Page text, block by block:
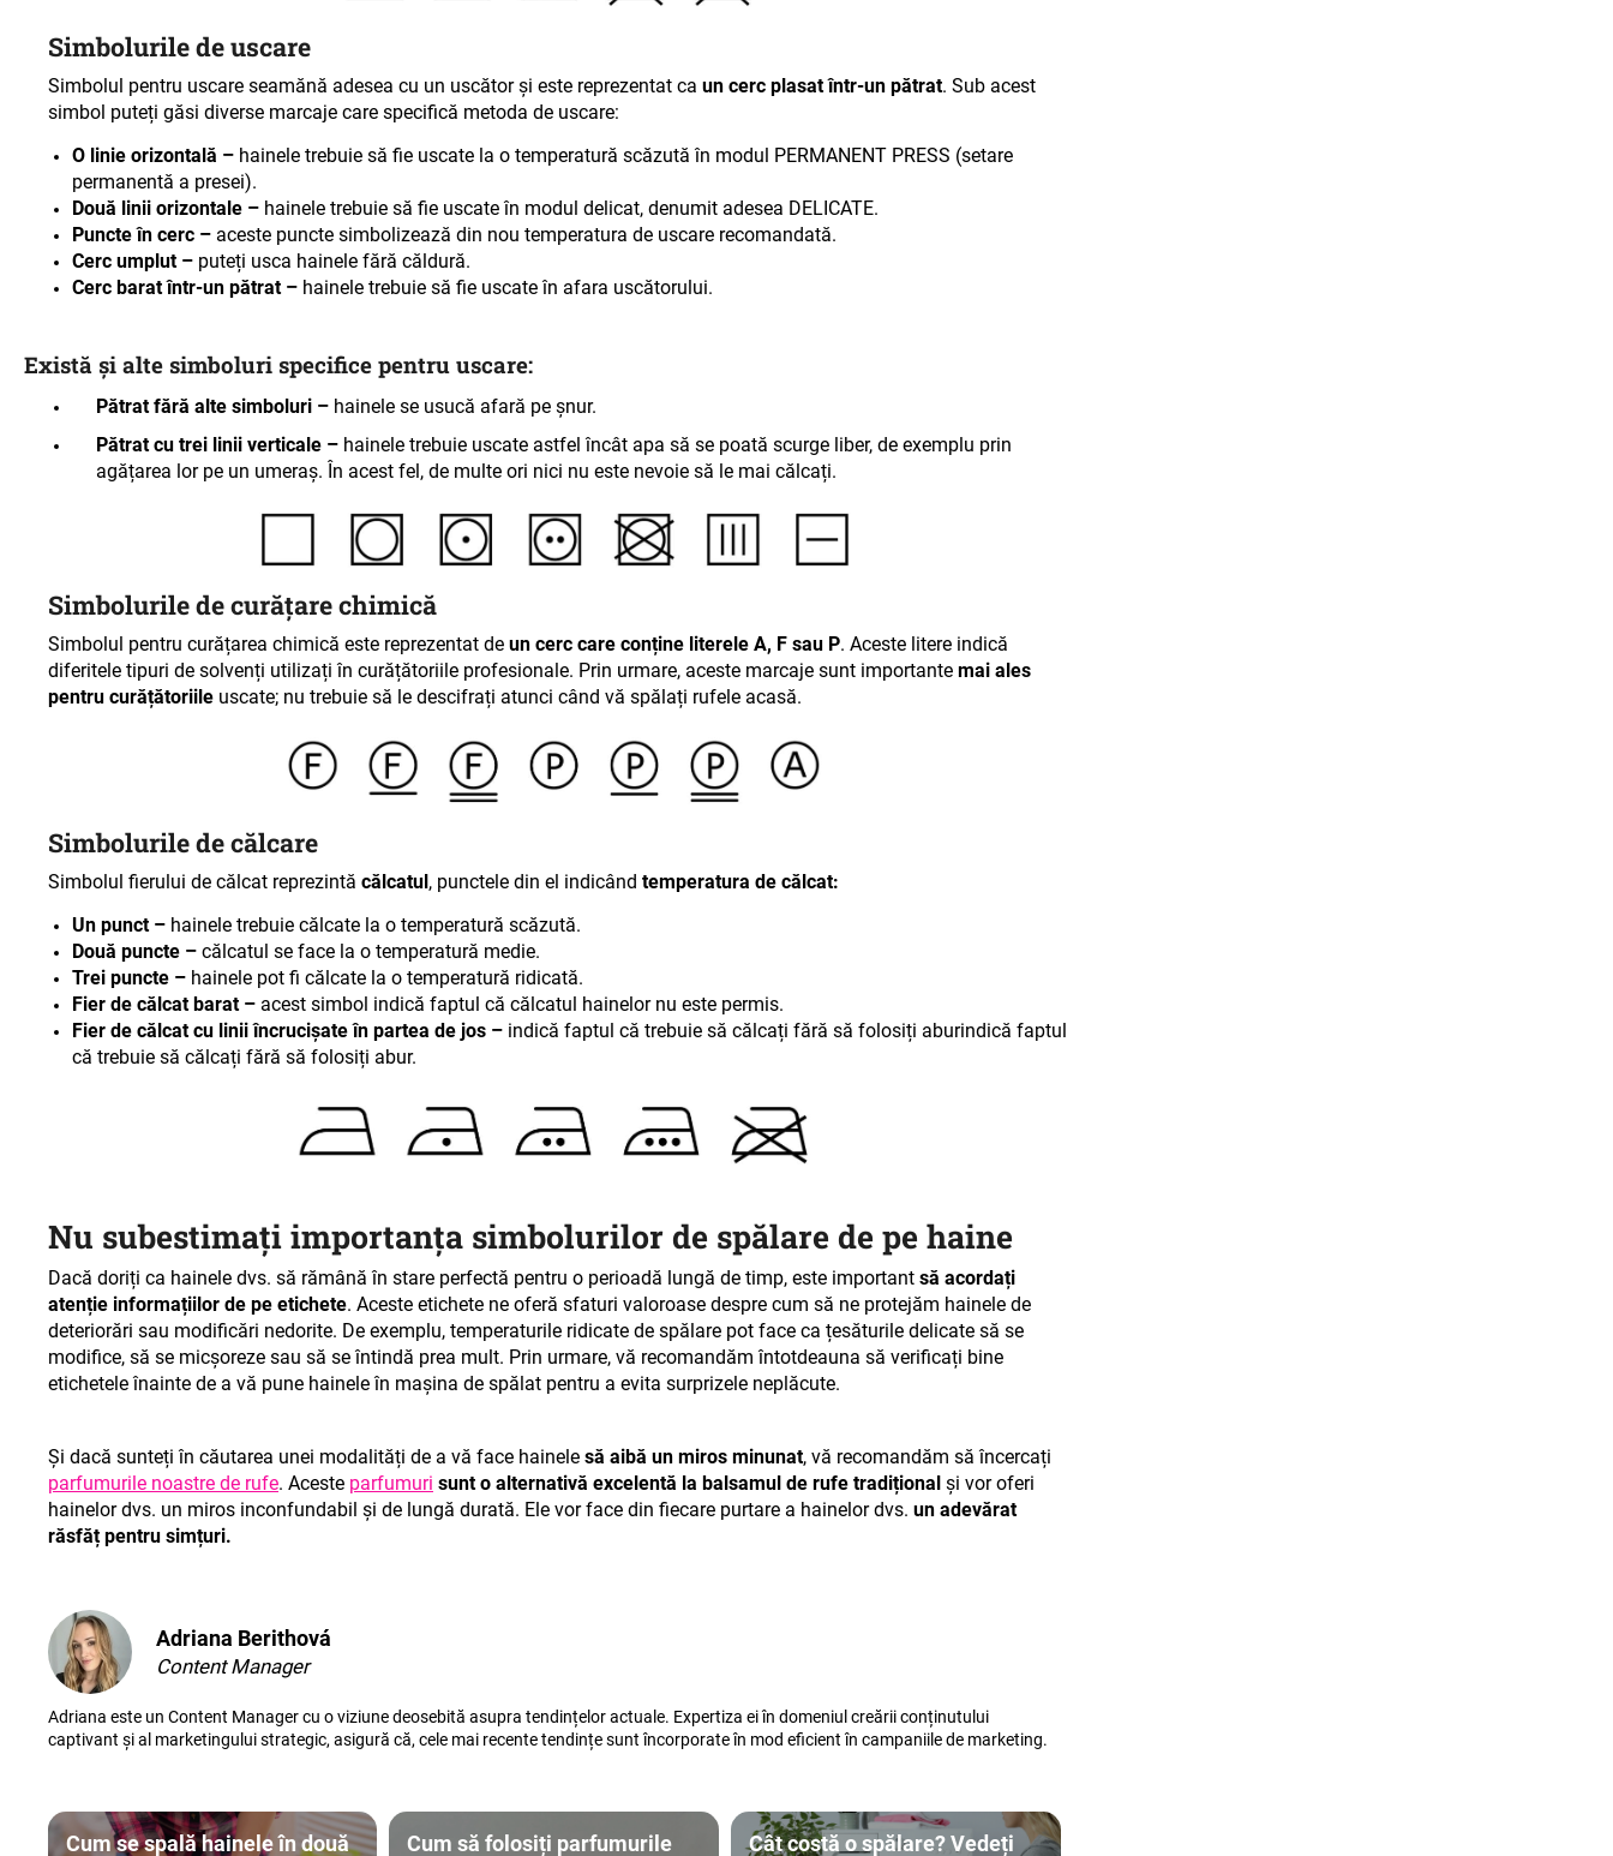
Simbolurile de uscare
Simbolul pentru uscare seamănă adesea cu un uscător și este reprezentat ca un cerc plasat într-un pătrat. Sub acest
simbol puteți găsi diverse marcaje care specifică metoda de uscare:
O linie orizontală – hainele trebuie să fie uscate la o temperatură scăzută în modul PERMANENT PRESS (setare
permanentă a presei).
Două linii orizontale – hainele trebuie să fie uscate în modul delicat, denumit adesea DELICATE.
Puncte în cerc – aceste puncte simbolizează din nou temperatura de uscare recomandată.
Cerc umplut – puteți usca hainele fără căldură.
Cerc barat într-un pătrat – hainele trebuie să fie uscate în afara uscătorului.
Există și alte simboluri specifice pentru uscare:
Pătrat fără alte simboluri – hainele se usucă afară pe șnur.
Pătrat cu trei linii verticale – hainele trebuie uscate astfel încât apa să se poată scurge liber, de exemplu prin
agățarea lor pe un umeraș. În acest fel, de multe ori nici nu este nevoie să le mai călcați.
Simbolurile de curățare chimică
Simbolul pentru curățarea chimică este reprezentat de un cerc care conține literele A, F sau P. Aceste litere indică
diferitele tipuri de solvenți utilizați în curățătoriile profesionale. Prin urmare, aceste marcaje sunt importante mai ales
pentru curățătoriile uscate; nu trebuie să le descifrați atunci când vă spălați rufele acasă.
Simbolurile de călcare
Simbolul fierului de călcat reprezintă călcatul, punctele din el indicând temperatura de călcat:
Un punct – hainele trebuie călcate la o temperatură scăzută.
Două puncte – călcatul se face la o temperatură medie.
Trei puncte – hainele pot fi călcate la o temperatură ridicată.
Fier de călcat barat – acest simbol indică faptul că călcatul hainelor nu este permis.
Fier de călcat cu linii încrucișate în partea de jos – indică faptul că trebuie să călcați fără să folosiți aburindică faptul
că trebuie să călcați fără să folosiți abur.
Nu subestimați importanța simbolurilor de spălare de pe haine
Dacă doriți ca hainele dvs. să rămână în stare perfectă pentru o perioadă lungă de timp, este important să acordați
atenție informațiilor de pe etichete. Aceste etichete ne oferă sfaturi valoroase despre cum să ne protejăm hainele de
deteriorări sau modificări nedorite. De exemplu, temperaturile ridicate de spălare pot face ca țesăturile delicate să se
modifice, să se micșoreze sau să se întindă prea mult. Prin urmare, vă recomandăm întotdeauna să verificați bine
etichetele înainte de a vă pune hainele în mașina de spălat pentru a evita surprizele neplăcute.
Și dacă sunteți în căutarea unei modalități de a vă face hainele să aibă un miros minunat, vă recomandăm să încercați
parfumurile noastre de rufe. Aceste parfumuri sunt o alternativă excelentă la balsamul de rufe tradițional și vor oferi
hainelor dvs. un miros inconfundabil și de lungă durată. Ele vor face din fiecare purtare a hainelor dvs. un adevărat
răsfăț pentru simțuri.
Adriana Berithová
Content Manager
Adriana este un Content Manager cu o viziune deosebită asupra tendințelor actuale. Expertiza ei în domeniul creării conținutului
captivant și al marketingului strategic, asigură că, cele mai recente tendințe sunt încorporate în mod eficient în campaniile de marketing.
Cum se spală hainele în două Cum să folosiți parfumurile Cât costă o spălare? Vedeți